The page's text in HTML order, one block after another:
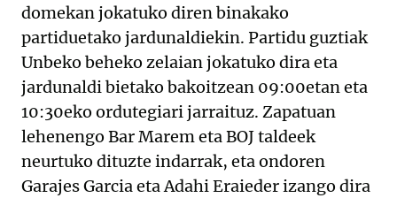
domekan jokatuko diren binakako
partiduetako jardunaldiekin. Partidu guztiak
Unbeko beheko zelaian jokatuko dira eta
jardunaldi bietako bakoitzean 09:00etan eta
10:30eko ordutegiari jarraituz. Zapatuan
lehenengo Bar Marem eta BOJ taldeek
neurtuko dituzte indarrak, eta ondoren
Garajes Garcia eta Adahi Eraieder izango dira